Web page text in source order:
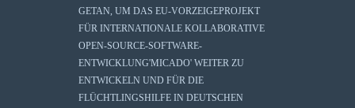
GETAN, UM DAS EU-VORZEIGEPROJEKT
FÜR INTERNATIONALE KOLLABORATIVE
OPEN-SOURCE-SOFTWARE-
ENTWICKLUNG'MICADO' WEITER ZU
ENTWICKELN UND FÜR DIE
FLÜCHTLINGSHILFE IN DEUTSCHEN